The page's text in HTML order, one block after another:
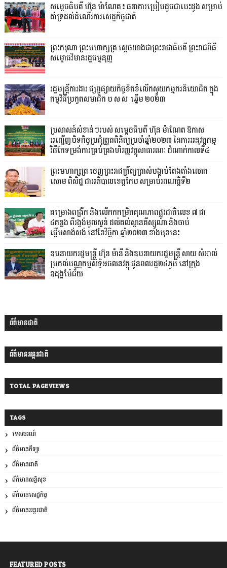
សម្តេចធិបតី ហ៊ុន ម៉ាណែត៖ ធនាគារប្រៀបដូចជាបេះដូង សម្រាប់
គាំទ្រដល់ដំណើរការសេដ្ឋកិច្ចជាតិ
ព្រះករុណា ព្រះមហាក្សត្រ ស្តេចយាងជាព្រះរាជាធិបតី ព្រះរាជពិធី
សម្ពោធវិមានរដ្ឋធម្មនុញ្ញ
រដ្ឋមន្ត្រីការងារ ផ្សព្វផ្សាយកិច្ចខិតខំលើកស្ទួយកម្មករនិយោជិត ក្នុង
កម្មវិធីប្រកួតសមាជិក ប.ស.ស. ឆ្នើម ២០២៣
ប្រសាសន៍សំខាន់ៗរបស់ សម្តេចធិបតី ហ៊ុន ម៉ាណែត ឱកាស
អញ្ជើញបិទកិច្ចប្រជុំត្រួតពិនិត្យប្រចាំឆ្នាំ២០២៣ នៃការអនុវត្តកម្ម
វិធីកែទម្រង់ការគ្រប់គ្រងហិរញ្ញវត្ថុសាធារណៈ ដំណាក់កាលទី៤
ព្រះមហាក្សត្រ ចេញព្រះរាជក្រឹត្យត្រាស់បង្គាប់តែងតាំងលោក
សោម ពិសិដ្ឋ ជាអភិបាលខេត្តកែប សម្រាប់អាណត្តិទី២
គម្រោងពង្រីក និងលើកកកម្រិតគុណភាពផ្លូវជាតិលេខ ៧ ជា
៤គន្លង ពីរង្វង់មូលស្គន់ ដល់គល់ស្ពានគីស្សូណា និងចាប់
ផ្តើមសាង់សង់ នៅខែវិច្ឆិកា ឆ្នាំ២០២៣ ខាងមុខនេះ
ឧបនាយករដ្ឋមន្ដ្រី ហ៊ុន ម៉ានី និងឧបនាយករដ្ឋមន្ដ្រី សាយ សំអាល់
ប្រគល់បណ្ណកម្មសិទ្ធិអចលនវត្ថុ ជូនពលរដ្ឋ២៤ភូមិ នៅក្រុង
ឧដុង្គម៉ែជ័យ
ព័ត៌មានជាតិ
ព័ត៌មានអន្តរជាតិ
TOTAL PAGEVIEWS
TAGS
ទេសចរណ៍
ព័ត៌មានកីឡា
ព័ត៌មានជាតិ
ព័ត៌មានសន្តិសុខ
ព័ត៌មានសេដ្ឋកិច្ច
ព័ត៌មានអន្តរជាតិ
FEATURED POSTS